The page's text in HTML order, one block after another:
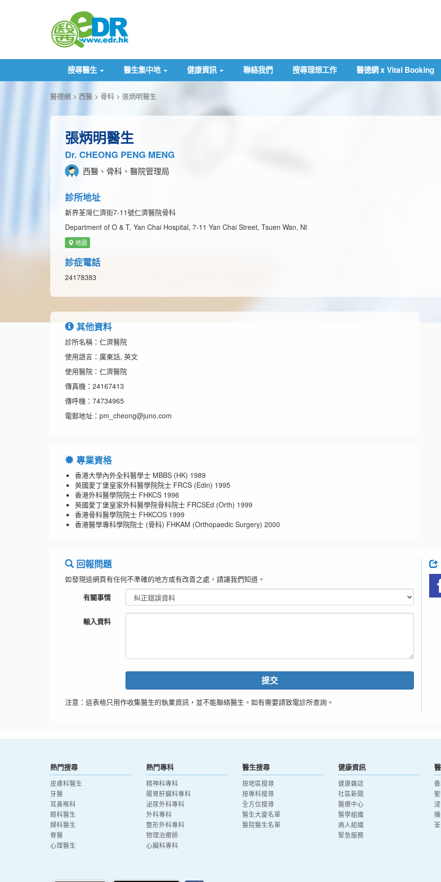
搜尋醫生 醫生集中地 健康資訊 聯絡我們 搜尋理想工作 醫德網 x Vital Booking
醫德網 西醫 骨科 張炳明醫生
張炳明醫生
Dr. CHEONG PENG MENG
西醫、骨科、醫院管理局
診所地址
新界荃灣仁濟街7-11號仁濟醫院骨科
Department of O & T, Yan Chai Hospital, 7-11 Yan Chai Street, Tsuen Wan, Nt
地圖
診症電話
24178383
其他資料
診所名稱：仁濟醫院
使用語言：廣東話, 英文
使用醫院：仁濟醫院
傳真機：24167413
傳呼機：74734965
電郵地址：pm_cheong@juno.com
專業資格
香港大學內外全科醫學士 MBBS (HK) 1989
英國愛丁堡皇家外科醫學院院士 FRCS (Edin) 1995
香港外科醫學院院士 FHKCS 1996
英國愛丁堡皇家外科醫學院骨科院士 FRCSEd (Orth) 1999
香港骨科醫學院院士 FHKCOS 1999
香港醫學專科學院院士 (骨科) FHKAM (Orthopaedic Surgery) 2000
回報問題
如發現這網頁有任何不準確的地方或有改善之處，請讓我們知道。
有關事情
輸入資料
提交
注意：這表格只用作收集醫生的執業資訊，並不能聯絡醫生。如有需要請致電診所查詢。
熱門搜尋
皮膚科醫生
牙醫
耳鼻喉科
眼科醫生
婦科醫生
脊醫
心理醫生
熱門專科
精神科專科
腸胃肝臟科專科
泌尿外科專科
外科專科
整形外科專科
物理治療師
心臟科專科
醫生搜尋
按地區搜尋
按專科搜尋
全方位搜尋
醫生大廈名單
醫院醫生名單
健康資訊
健康雜誌
社區新聞
醫療中心
醫學組織
病人組織
緊急服務